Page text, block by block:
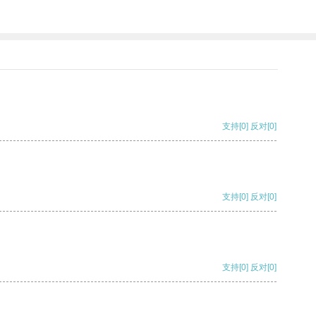
支持[0] 反对[0]
支持[0] 反对[0]
支持[0] 反对[0]